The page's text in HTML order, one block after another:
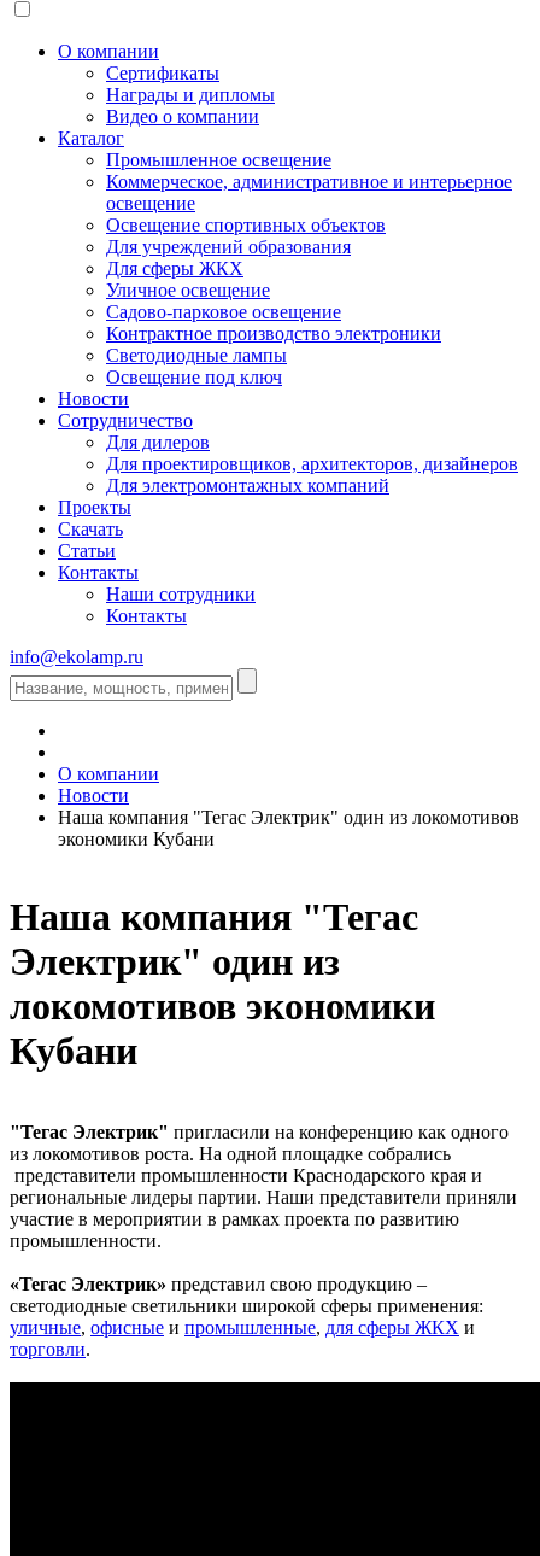
О компании
Сертификаты
Награды и дипломы
Видео о компании
Каталог
Промышленное освещение
Коммерческое, административное и интерьерное
освещение
Освещение спортивных объектов
Для учреждений образования
Для сферы ЖКХ
Уличное освещение
Садово-парковое освещение
Контрактное производство электроники
Светодиодные лампы
Освещение под ключ
Новости
Сотрудничество
Для дилеров
Для проектировщиков, архитекторов, дизайнеров
Для электромонтажных компаний
Проекты
Скачать
Статьи
Контакты
Наши сотрудники
Контакты
info@ekolamp.ru
О компании
Новости
Наша компания "Тегас Электрик" один из локомотивов
экономики Кубани
Наша компания "Тегас
Электрик" один из
локомотивов экономики
Кубани
"Тегас Электрик" пригласили на конференцию как одного
из локомотивов роста. На одной площадке собрались
представители промышленности Краснодарского края и
региональные лидеры партии. Наши представители приняли
участие в мероприятии в рамках проекта по развитию
промышленности.
«Тегас Электрик» представил свою продукцию –
светодиодные светильники широкой сферы применения:
уличные, офисные и промышленные, для сферы ЖКХ и
торговли.